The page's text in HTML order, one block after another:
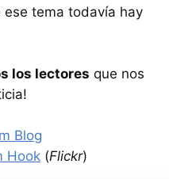
ese tema todavía hay
los lectores que nos
Blog
Hook (Flickr)